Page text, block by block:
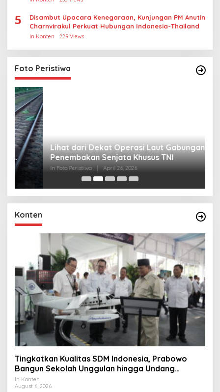
5
Disambut Upacara Kenegaraan, Kunjungan PM Anutin
Charnvirakul Perkuat Hubungan Indonesia-Thailand
In Konten 229 Views
Foto Peristiwa
Lihat dari Dekat Operasi Laut Gabungan dan
Penembakan Senjata Khusus TNI
In Foto Peristiwa | April 26, 2026
Konten
Tingkatkan Kualitas SDM Indonesia, Prabowo
Bangun Sekolah Unggulan hingga Undang
Universitas Terbaik Dunia
In Konten
August 6, 2026